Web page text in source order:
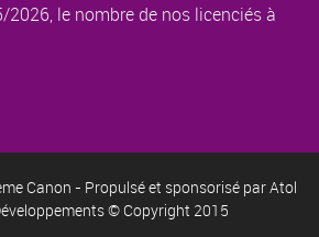
le nombre de nos licenciés à
Canon - Propulsé et sponsorisé parAtol
© Copyright 2015